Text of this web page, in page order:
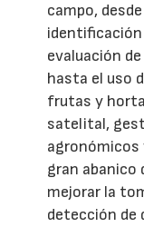
campo,
evaluación
hasta el uso
frutas y
satelital,
agronómicos
gran abanico
mejorar la
detección de